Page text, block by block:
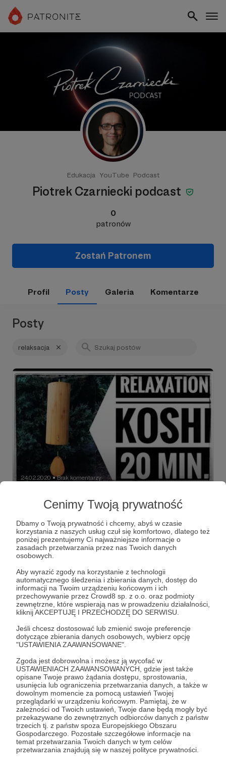
Cenimy Twoją prywatność
Dbamy o Twoją prywatność i chcemy, abyś w czasie
korzystania z naszych usług czuł się komfortowo, dlatego też
poniżej prezentujemy Ci najważniejsze informacje o
zasadach przetwarzania przez nas Twoich danych
osobowych.
Aby wyrazić zgody na korzystanie z technologii
automatycznego śledzenia i zbierania danych, dostęp do
informacji na Twoim urządzeniu końcowym i ich
przechowywanie przez Crowd8 sp. z o.o. oraz podmioty
zewnętrzne, które wspierają nas w prowadzeniu działalności,
kliknij AKCEPTUJĘ I PRZECHODZĘ DO SERWISU.
Jeśli chcesz dostosować lub zmienić swoje preferencje
dotyczące zbierania danych osobowych, wybierz opcję
"USTAWIENIA ZAAWANSOWANE".
Zgoda jest dobrowolna i możesz ją wycofać w
USTAWIENIACH ZAAWANSOWANYCH, gdzie jest także
opisane Twoje prawo żądania dostępu, sprostowania,
usunięcia lub ograniczenia przetwarzania danych, a także w
dowolnym momencie za pomocą ustawień Twojej
przeglądarki w urządzeniu końcowym. Pamiętaj, że w
zależności od Twoich ustawień, Twoje dane będą mogły być
przekazywane do zewnętrznych odbiorców danych z państw
trzecich tj. z państw spoza Europejskiego Obszaru
Gospodarczego. Pozostałe szczegółowe informacje na
temat przetwarzania Twoich danych w tym celów
przetwarzania znajdują się w naszej polityce prywatności.
Edukacja YouTube Podcast
Piotrek Czarniecki podcast
0
patronów
Zostań Patronem
Profil Posty Galeria Komentarze
Posty
relaksacja
24.02.2020 ● Brak komentarzy
20 minut spokoju :-)
Każda pomoc, jaką dostaję od moich Superbohaterów
przekłada się na mój spokój w pracy i życiu. W taki sposób
chcę dać trochę spokoju Wam i każdemu, kto go
potrzebuje. Niech wszystkie istoty będą szczęśliwe.
muzyka dźwięki relaksacja
Dołącz do grona Patronów!
Wesprzyj działalność AutoraPiotrek Czarniecki
podcastjuż teraz!
Zostań Patronem